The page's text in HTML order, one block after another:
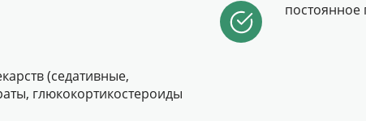
постоянное
(седативные,
глюкокортикостероиды